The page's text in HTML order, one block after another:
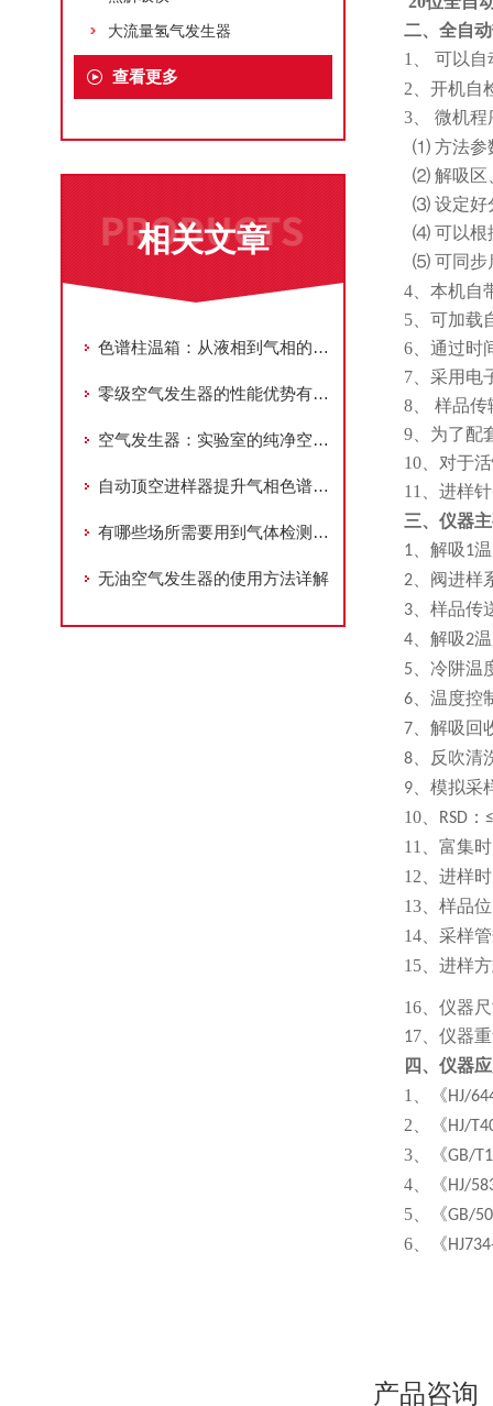
大流量氢气发生器
查看更多
相关文章
色谱柱温箱：从液相到气相的通用柱效优化平台
零级空气发生器的性能优势有必要进一步了解一下
空气发生器：实验室的纯净空气制造者
自动顶空进样器提升气相色谱分析效率
有哪些场所需要用到气体检测仪？
无油空气发生器的使用方法详解
二、 全自
1
可以自
2 、开机
3
微机程
⑴ 方法参
⑵ 解吸区
⑶ 设定好
⑷ 可以根
⑸ 可同步
4 、本机
5 、可加
6 、通过
7 、采用
8 、 样品
9 、为了
10 、对于
11
、进样
三、仪器
1 解吸1
2
阀进样
3
样品传
4
解吸2
5
冷阱温
6
温度控
7
解吸回
8
反吹清
9
模拟采
10 RSD ：
11 富集
12 进样
13 样品
14 采样
15 进样
16 、仪器
17
仪器
四、 仪器
1 、《HJ/
2 、《HJ/
3 、《GB/
4 、《HJ/
5 、《GB/
6 、《
产品咨询